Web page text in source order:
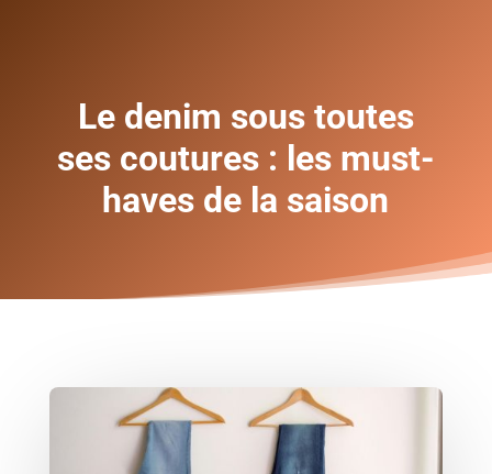
Le denim sous toutes
ses coutures : les must-
haves de la saison